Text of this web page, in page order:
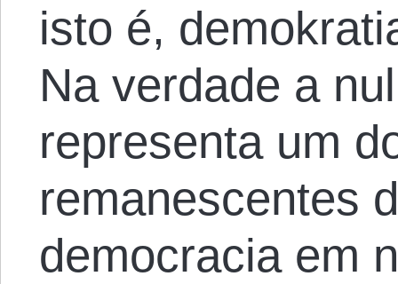
isto é,
Na verdade a
representa um
remanescentes
democracia em